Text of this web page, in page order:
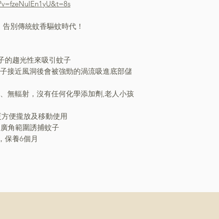
別傳統蚊香驅蚊時代！
的趨光性來吸引蚊子
接近風洞後會被強勁的渦流吸進底部儲
無輻射，沒有任何化學添加劑,老人小孩
便攏放及移動使用
角範圍誘捕蚊子
保養6個月